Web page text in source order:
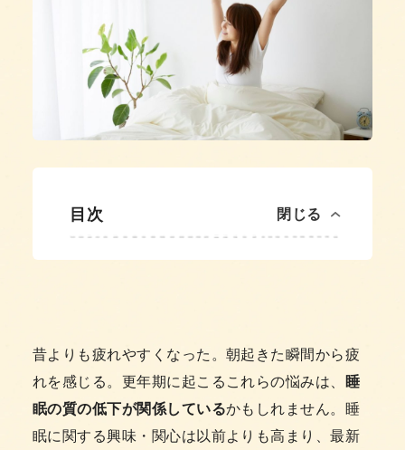
目次 閉じる
昔よりも疲れやすくなった。朝起きた瞬間から疲
れを感じる。更年期に起こるこれらの悩みは、 睡
眠の質の低下が関係しているかもしれません。睡
眠に関する興味・関心は以前よりも高まり、最新